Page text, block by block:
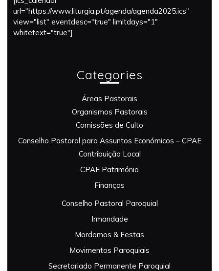
url="https://www.liturgia.pt/agenda/agenda2025.ics"
view="list" eventdesc="true" limitdays="1"
whitetext="true"]
Categories
Áreas Pastorais
Organismos Pastorais
Comissões de Culto
Conselho Pastoral para Assuntos Económicos – CPAE
Contribuição Local
CPAE Património
Finanças
Conselho Pastoral Paroquial
Irmandade
Mordomos & Festas
Movimentos Paroquiais
Secretariado Permanente Paroquial